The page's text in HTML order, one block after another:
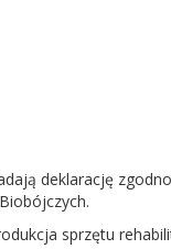
deklarację
sprzętu